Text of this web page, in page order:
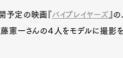
予定の映画『バイプレイヤーズ 』
憲一さんの４人をモデルに撮影